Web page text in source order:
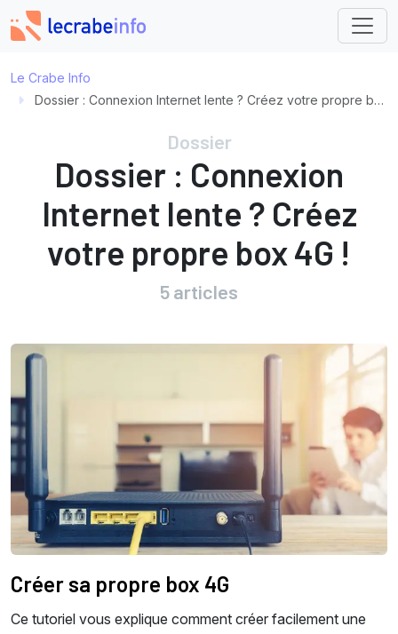
Le Crabe Info
Dossier : Connexion Internet lente ? Créez votre propre box 4G !
Dossier
Dossier : Connexion
Internet lente ? Créez
votre propre box 4G !
5 articles
Créer sa propre box 4G
Ce tutoriel vous explique comment créer facilement une